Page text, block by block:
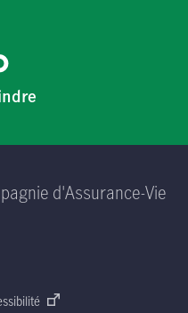
d'Assurance-Vie